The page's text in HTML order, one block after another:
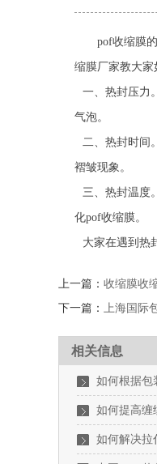
pof收缩膜
缩膜厂家教大家
一、热封压力
气泡。
二、热封时间
褶皱现象。
三、热封温度
化pof收缩膜。
大家在遇到热
上一篇： 收缩膜收
下一篇：
上海国际
相关信息
如何根据包
如何提高缠
如何解决拉